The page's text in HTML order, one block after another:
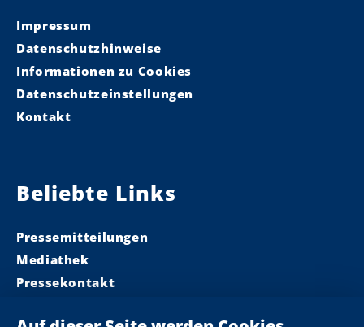
Impressum
Datenschutzhinweise
Informationen zu Cookies
Datenschutzeinstellungen
Kontakt
Beliebte Links
Pressemitteilungen
Mediathek
Pressekontakt